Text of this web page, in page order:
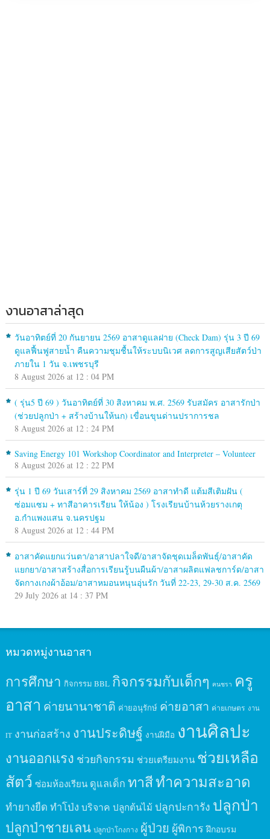
งานอาสาล่าสุด
วันอาทิตย์ที่ 20 กันยายน 2569 อาสาดูแลฝาย (Check Dam) รุ่น 3 ปี 69
ดูแลฟื้นฟูสายน้ำ คืนความชุมชื้นให้ระบบนิเวศ ลดการสูญเสียสัตว์ป่า
ภายใน 1 วัน จ.เพชรบุรี
8 August 2026 at 12 : 04 PM
( รุ่น5 ปี 69 ) วันอาทิตย์ที่ 30 สิงหาคม พ.ศ. 2569 รับสมัคร อาสารักป่า
(ช่วยปลูกป่า + สร้างบ้านให้นก) เขื่อนขุนด่านปราการชล
8 August 2026 at 12 : 24 PM
Saving Energy 101 Workshop Coordinator and Interpreter – Volunteer
8 August 2026 at 12 : 22 PM
รุ่น 1 ปี 69 วันเสาร์ที่ 29 สิงหาคม 2569 อาสาทำดี แต้มสีเติมฝัน (
ซ่อมแซม + ทาสีอาคารเรียน ให้น้อง ) โรงเรียนบ้านห้วยรางเกตุ
อ.กำแพงแสน จ.นครปฐม
8 August 2026 at 12 : 44 PM
อาสาคัดแยกแว่นตา/อาสาปลาใจดี/อาสาจัดชุดเมล็ดพันธุ์/อาสาคัด
แยกยา/อาสาสร้างสื่อการเรียนรู้บนผืนผ้า/อาสาผลิตแฟลชการ์ด/อาสา
จัดกางเกงผ้าอ้อม/อาสาหมอนหนุนอุ่นรัก วันที่ 22-23, 29-30 ส.ค. 2569
29 July 2026 at 14 : 37 PM
หมวดหมู่งานอาสา
การศึกษา กิจกรรม BBL กิจกรรมกับเด็กๆ คนชรา ครู
อาสา ค่ายนานาชาติ ค่ายอนุรักษ์ ค่ายอาสา ค่ายเกษตร งาน
IT งานก่อสร้าง งานประดิษฐ์ งานฝีมือ งานศิลปะ
งานออกแรง ช่วยกิจกรรม ช่วยเตรียมงาน ช่วยเหลือ
สัตว์ ซ่อมห้องเรียน ดูแลเด็ก ทาสีทำความสะอาด
ทำยางยืด ทำโป่ง บริจาค ปลูกต้นไม้ ปลูกปะการัง ปลูกป่า
ปลูกป่าชายเลน ปลูกป่าโกงกาง ผู้ป่วย ผู้พิการ ฝึกอบรม